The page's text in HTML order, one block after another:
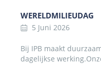
WERELDMILIEUDAG
5 Juni 2026
Bij IPB maakt
dagelijkse